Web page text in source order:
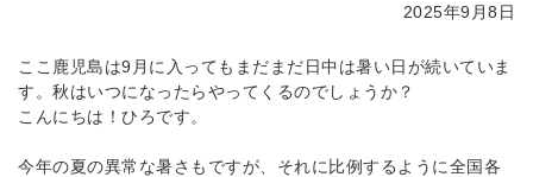
2025年9月8日
ここ鹿児島は9月に入ってもまだまだ日中は暑い日が続いていま
す。秋はいつになったらやってくるのでしょうか？
こんにちは！ひろです。
今年の夏の異常な暑さもですが、それに比例するように全国各